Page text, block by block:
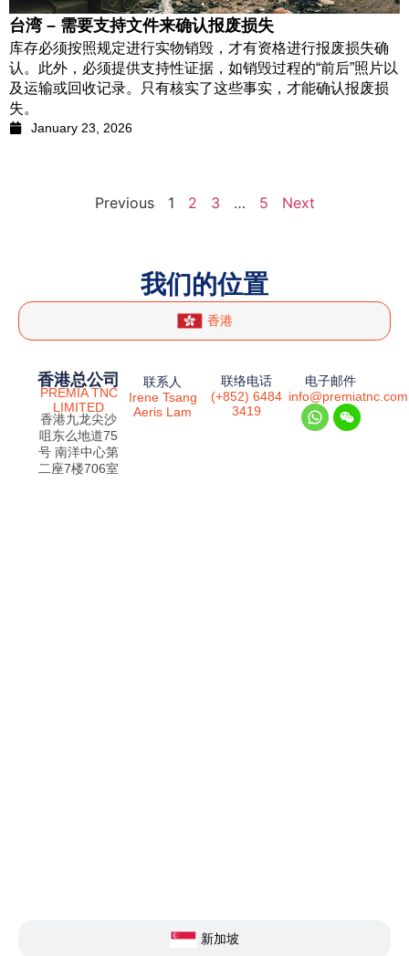
台湾 – 需要支持文件来确认报废损失
库存必须按照规定进行实物销毁，才有资格进行报废损失确
认。此外，必须提供支持性证据，如销毁过程的“前后”照片以
及运输或回收记录。只有核实了这些事实，才能确认报废损
失。
January 23, 2026
Previous 1 2 3 … 5 Next
我们的位置
香港
新加坡
香港总公司
PREMIA TNC
LIMITED
香港九龙尖沙
咀东么地道75
号 南洋中心第
二座7楼706室
联系人
Irene Tsang
Aeris Lam
联络电话
(+852) 6484
3419
电子邮件
info@premiatnc.com